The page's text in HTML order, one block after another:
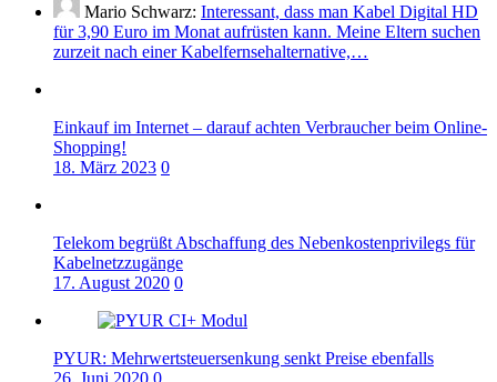
Mario Schwarz: Interessant, dass man Kabel Digital HD
für 3,90 Euro im Monat aufrüsten kann. Meine Eltern suchen
zurzeit nach einer Kabelfernsehalternative,…
Einkauf im Internet – darauf achten Verbraucher beim Online-
Shopping!
18. März 2023 0
Telekom begrüßt Abschaffung des Nebenkostenprivilegs für
Kabelnetzzugänge
17. August 2020 0
PYUR: Mehrwertsteuersenkung senkt Preise ebenfalls
26. Juni 2020 0